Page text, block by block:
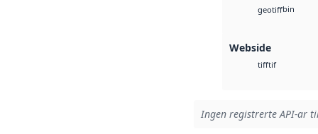
geotiffbin
Webside
tifftif
Ingen registrerte API-ar